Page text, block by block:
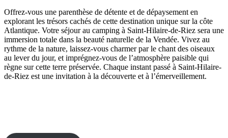
Offrez-vous une parenthèse de détente et de dépaysement en
explorant les trésors cachés de cette destination unique sur la côte
Atlantique. Votre séjour au camping à Saint-Hilaire-de-Riez sera une
immersion totale dans la beauté naturelle de la Vendée. Vivez au
rythme de la nature, laissez-vous charmer par le chant des oiseaux
au lever du jour, et imprégnez-vous de l’atmosphère paisible qui
règne sur cette terre préservée. Chaque instant passé à Saint-Hilaire-
de-Riez est une invitation à la découverte et à l’émerveillement.